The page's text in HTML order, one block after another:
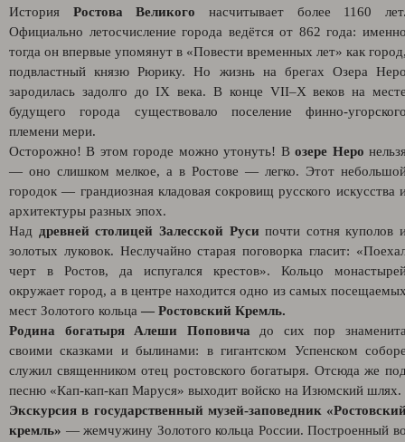
История Ростова Великого насчитывает более 1160
Официально летосчисление города ведётся от 862 года:
тогда он впервые упомянут в «Повести временных лет» как
подвластный князю Рюрику. Но жизнь на брегах Озера
зародилась задолго до IX века. В конце VII–X веков на
будущего города существовало поселение
племени мери.
Осторожно! В этом городе можно утонуть! Возере Неро
— оно слишком мелкое, а в Ростове — легко. Этот
городок — грандиозная кладовая сокровищ русского искусства
архитектуры разных эпох.
Над древней столицей Залесской Руси почти сотня куполов
золотых луковок. Неслучайно старая поговорка гласит:
черт в Ростов, да испугался крестов». Кольцо
окружает город, а в центре находится одно из самых
мест Золотого кольца — Ростовский Кремль.
Родина богатыря Алеши Поповича до сих пор
своими сказками и былинами: в гигантском Успенском
служил священником отец ростовского богатыря. Отсюда же
песню «Кап-кап-кап Маруся» выходит войско на Изюмский шлях.
Экскурсия в государственный музей-заповедник
кремль» — жемчужину Золотого кольца России. Построенный